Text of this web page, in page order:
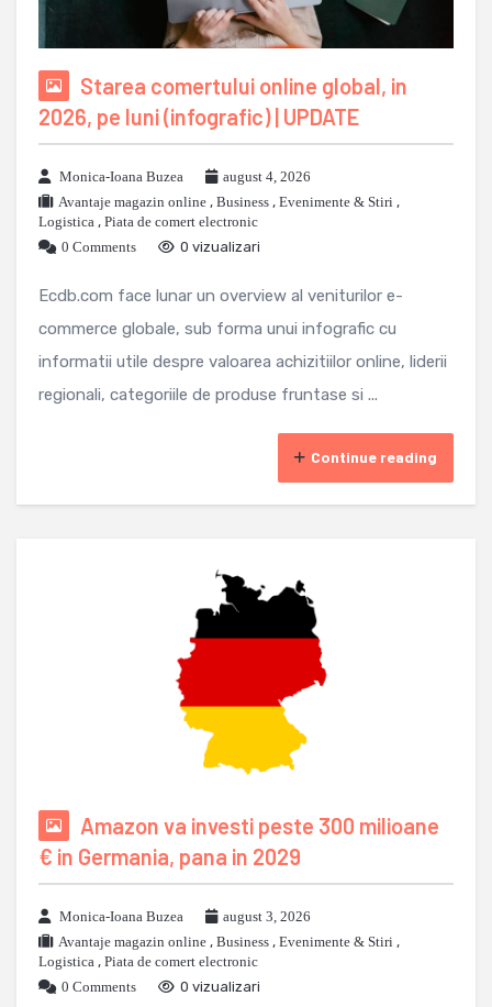
Starea comertului online global, in
2026, pe luni (infografic) | UPDATE
Monica-Ioana Buzea
august 4, 2026
Avantaje magazin online , Business , Evenimente & Stiri ,
Logistica , Piata de comert electronic
0 Comments
0 vizualizari
Ecdb.com face lunar un overview al veniturilor e-
commerce globale, sub forma unui infografic cu
informatii utile despre valoarea achizitiilor online, liderii
regionali, categoriile de produse fruntase si ...
Continue reading
Amazon va investi peste 300 milioane
€ in Germania, pana in 2029
Monica-Ioana Buzea
august 3, 2026
Avantaje magazin online , Business , Evenimente & Stiri ,
Logistica , Piata de comert electronic
0 Comments
0 vizualizari